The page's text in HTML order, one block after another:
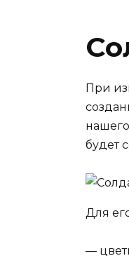
При
будет
Для
—